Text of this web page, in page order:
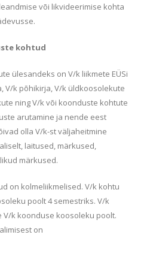
või likvideerimise kohta
kohtud
ülesandeks on V/k liikmete EÜSi
V/k põhikirja, V/k üldkoosolekute
ning V/k või koonduste kohtute
arutamine ja nende eest
olla V/k-st väljaheitmine
laitused, märkused,
märkused.
on kolmeliikmelised. V/k kohtu
poolt 4 semestriks. V/k
k koonduse koosoleku poolt.
on